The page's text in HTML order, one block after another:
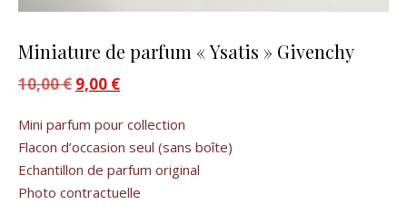
Miniature de parfum « Ysatis » Givenchy
10,00€ Le prix initial était : 10,00 €.
9,00 €Le prix actuel est : 9,00 €.
Mini parfum pour collection
Flacon d’occasion seul (sans boîte)
Echantillon de parfum original
Photo contractuelle